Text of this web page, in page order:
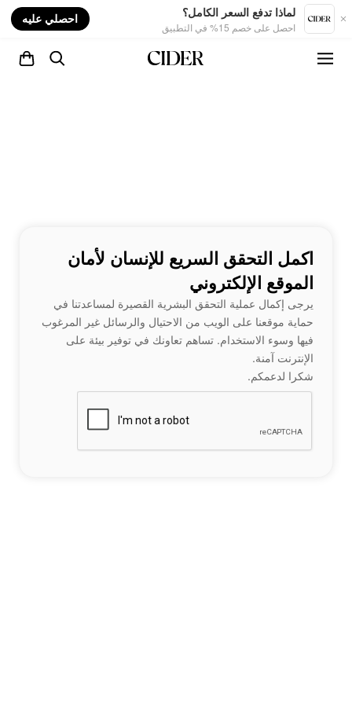
لماذا تدفع السعر الكامل؟
احصل على خصم 15% في التطبيق
احصلي عليه
اكمل التحقق السريع للإنسان لأمان
الموقع الإلكتروني
يرجى إكمال عملية التحقق البشرية القصيرة لمساعدتنا في
حماية موقعنا على الويب من الاحتيال والرسائل غير المرغوب
فيها وسوء الاستخدام. تساهم تعاونك في توفير بيئة على
الإنترنت آمنة.
شكرا لدعمكم.